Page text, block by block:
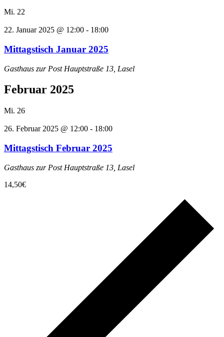
Mi. 22
22. Januar 2025 @ 12:00 - 18:00
Mittagstisch Januar 2025
Gasthaus zur Post Hauptstraße 13, Lasel
Februar 2025
Mi. 26
26. Februar 2025 @ 12:00 - 18:00
Mittagstisch Februar 2025
Gasthaus zur Post Hauptstraße 13, Lasel
14,50€